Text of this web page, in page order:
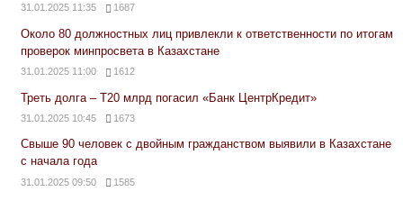
31.01.2025 11:35 1687
Около 80 должностных лиц привлекли к ответственности по итогам
проверок минпросвета в Казахстане
31.01.2025 11:00 1612
Треть долга – Т20 млрд погасил «Банк ЦентрКредит»
31.01.2025 10:45 1673
Свыше 90 человек с двойным гражданством выявили в Казахстане
с начала года
31.01.2025 09:50 1585